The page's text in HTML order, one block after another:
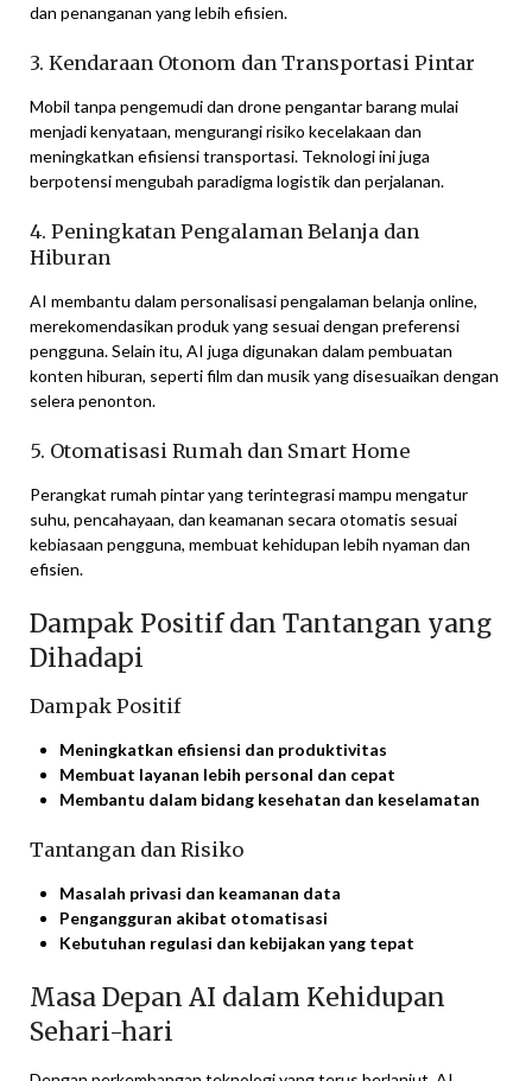
dan penanganan yang lebih efisien.
3. Kendaraan Otonom dan Transportasi Pintar
Mobil tanpa pengemudi dan drone pengantar barang mulai
menjadi kenyataan, mengurangi risiko kecelakaan dan
meningkatkan efisiensi transportasi. Teknologi ini juga
berpotensi mengubah paradigma logistik dan perjalanan.
4. Peningkatan Pengalaman Belanja dan
Hiburan
AI membantu dalam personalisasi pengalaman belanja online,
merekomendasikan produk yang sesuai dengan preferensi
pengguna. Selain itu, AI juga digunakan dalam pembuatan
konten hiburan, seperti film dan musik yang disesuaikan dengan
selera penonton.
5. Otomatisasi Rumah dan Smart Home
Perangkat rumah pintar yang terintegrasi mampu mengatur
suhu, pencahayaan, dan keamanan secara otomatis sesuai
kebiasaan pengguna, membuat kehidupan lebih nyaman dan
efisien.
Dampak Positif dan Tantangan yang
Dihadapi
Dampak Positif
Meningkatkan efisiensi dan produktivitas
Membuat layanan lebih personal dan cepat
Membantu dalam bidang kesehatan dan keselamatan
Tantangan dan Risiko
Masalah privasi dan keamanan data
Pengangguran akibat otomatisasi
Kebutuhan regulasi dan kebijakan yang tepat
Masa Depan AI dalam Kehidupan
Sehari-hari